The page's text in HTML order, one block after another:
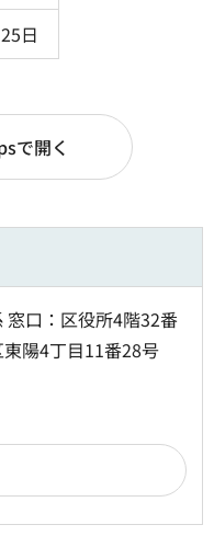
日
で開く
窓口：区役所4階32番
陽4丁目11番28号